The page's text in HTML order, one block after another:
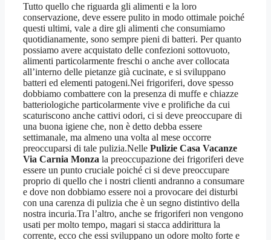
Tutto quello che riguarda gli alimenti e la loro
conservazione, deve essere pulito in modo ottimale poiché
questi ultimi, vale a dire gli alimenti che consumiamo
quotidianamente, sono sempre pieni di batteri. Per quanto
possiamo avere acquistato delle confezioni sottovuoto,
alimenti particolarmente freschi o anche aver collocata
all’interno delle pietanze già cucinate, e si sviluppano
batteri ed elementi patogeni.Nei frigoriferi, dove spesso
dobbiamo combattere con la presenza di muffe e chiazze
batteriologiche particolarmente vive e prolifiche da cui
scaturiscono anche cattivi odori, ci si deve preoccupare di
una buona igiene che, non è detto debba essere
settimanale, ma almeno una volta al mese occorre
preoccuparsi di tale pulizia.Nelle Pulizie Casa Vacanze
Via Carnia Monza la preoccupazione dei frigoriferi deve
essere un punto cruciale poiché ci si deve preoccupare
proprio di quello che i nostri clienti andranno a consumare
e dove non dobbiamo essere noi a provocare dei disturbi
con una carenza di pulizia che è un segno distintivo della
nostra incuria.Tra l’altro, anche se frigoriferi non vengono
usati per molto tempo, magari si stacca addirittura la
corrente, ecco che essi sviluppano un odore molto forte e